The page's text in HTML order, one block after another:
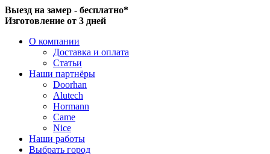
Выезд на замер - бесплатно*
Изготовление от 3 дней
О компании
Доставка и оплата
Статьи
Наши партнёры
Doorhan
Alutech
Hormann
Came
Nice
Наши работы
Выбрать город